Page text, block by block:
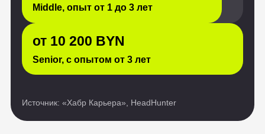
Нейросети —
новая норма,
и мы поможем к ней